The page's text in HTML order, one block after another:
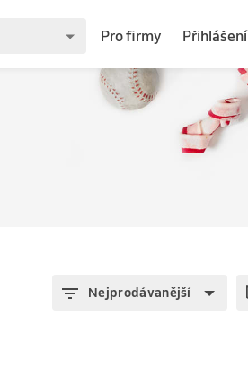
Pro firmy Přihlášení
Nejprodávanější